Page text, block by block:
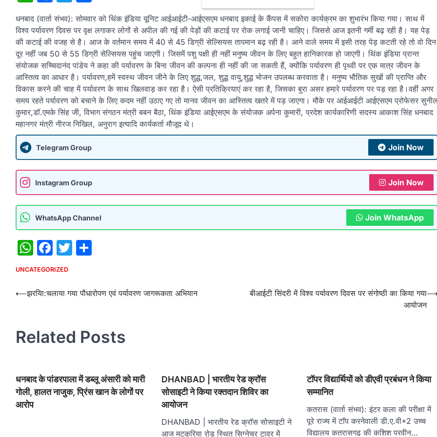
धनबाद (वार्ता संभव): सोमवार को थिंक इंडिया यूनिट आईआईटी-आईएसएम धनबाद इकाई के कैंपस में सकोरा कार्यक्रम का शुभारंभ किया गया। साथ में
विश्व पर्यावरण दिवस पर वृक्ष लगाकर लोगों से अपील की गई की पेड़ों की कटाई पर रोक लगाई जानी चाहिए। जिससे आज इतनी गर्मी बढ़ रही है। यह पेड़
की कटाई की वजह से है। आज के वर्तमान समय में 40 से 45 डिग्री सेल्सियस तापमान बढ़ रही है। आने वाले समय में इसी तरह पेड़ कटती रहे तो वो दिन
दूर नहीं जब 50 से 55 डिग्री सेल्सियस पहुंच जाएगी। जिसमें पशु पक्षी ही नहीं मनुष्य जीवन के लिए बहुत हानिकारक हो जाएगी। थिंक इंडिया प्रान्त
संयोजक सच्चिदानंद पांडेय ने कहा की पर्यावरण के बिना जीवन की कल्पना ही नहीं की जा सकती हैं, क्योंकि पर्यावरण ही पृथ्वी पर एक मात्र जीवन के
आस्तित्व का आधार है। पर्यावरण,हमें स्वस्थ जीवन जीने के लिए शुद्ध,जल, शुद्ध वायु,शुद्ध भोजन उपलब्ध करवाता है। मनुष्य भौतिक सुखों की प्राप्ति और
विकास करने की चाह में पर्यावरण के साथ खिलवाड़ कर रहा है। ऐसी प्रतिक्रियाएं कर रहा है, जिसका बुरा असर हमारे पर्यावरण पर पड़ रहा है।वहीं अगर
समय रहते पर्यावरण को बचाने के लिए कदम नहीं उठाए गए तो मानव जीवन का आस्तित्व खतरे में पड़ जाएगा। मौके पर आईआईटी आईएसएम प्रोफेसर
कुमार,डॉ.एमके सिंह जी, विभाग संगठन मंत्री बबन बैठा, थिंक इंडिया आईएसएम के संयोजक अर्पना कुमारी, प्रदेश कार्यकारिणी सदस्य आकाश सिंह धनबाद
महानगर मंत्री नीरज निखिल, अनुराग इत्यादि कार्यकर्ता मौजूद थे।
Telegram Group Join Now
Instagram Group Join Now
WhatsApp Channel Join WhatsApp
WhatsApp
Facebook
Twitter
UNCATEGORIZED
Post
⟵झरयिा:चलाया गया पौधारोपण एवं पर्यावरण जागरूकता अभियान
बीआईटी सिंदरी में विश्व पर्यावरण दिवस पर संगोष्ठी का किया गया
आयोजन
Related Posts
धनबाद के पांडरपाला में डब्लू अंसारी को मारी
गोली, हालत नाजुक, प्रिंस खान के लोगों पर
आरोप
DHANBAD | भारतीय रेड क्रॉस
सोसाइटी ने किया रक्तदान शिविर का
आयोजन
DHANBAD | भारतीय रेड क्रॉस सोसाइटी ने
आज मटकुरिया रोड स्थित सिग्नेचर टावर में
टाॅपर विद्यार्थियों को डीएवी प्रबंधन ने किया
सम्मानित
कतरास (वार्ता संभव): इंटर कला की परीक्षा में
पूरे राज्य में टाॅप करनेवाली डी.ए.वी+2 उच्च
विद्यालय कतरासगढ की कशिश परवीन…